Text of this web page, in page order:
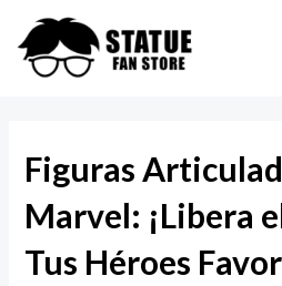
contenido
Figuras
Marvel: ¡Libera
Tus Héroes
entradas